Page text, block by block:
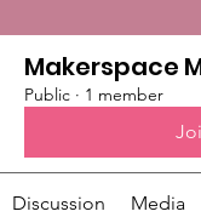
Makerspace
Public · 1 member
Discussion Media